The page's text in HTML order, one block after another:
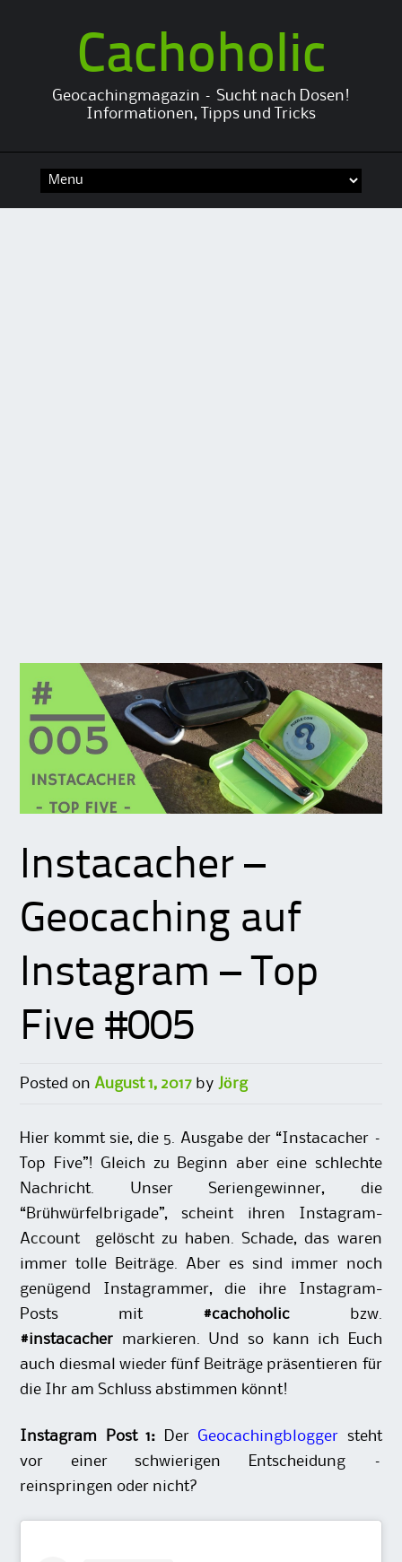
Cachoholic
Geocachingmagazin – Sucht nach Dosen!
Informationen, Tipps und Tricks
Instacacher –
Geocaching auf
Instagram – Top
Five #005
Posted on August 1, 2017 by Jörg
Hier kommt sie, die 5. Ausgabe der “Instacacher –
Top Five”! Gleich zu Beginn aber eine schlechte
Nachricht. Unser Seriengewinner, die
“Brühwürfelbrigade”, scheint ihren Instagram-
Account gelöscht zu haben. Schade, das waren
immer tolle Beiträge. Aber es sind immer noch
genügend Instagrammer, die ihre Instagram-
Posts mit #cachoholic
bzw.
#instacacher markieren. Und so kann ich Euch
auch diesmal wieder fünf Beiträge präsentieren für
die Ihr am Schluss abstimmen könnt!
Instagram Post 1: Der Geocachingblogger steht
vor einer schwierigen Entscheidung –
reinspringen oder nicht?